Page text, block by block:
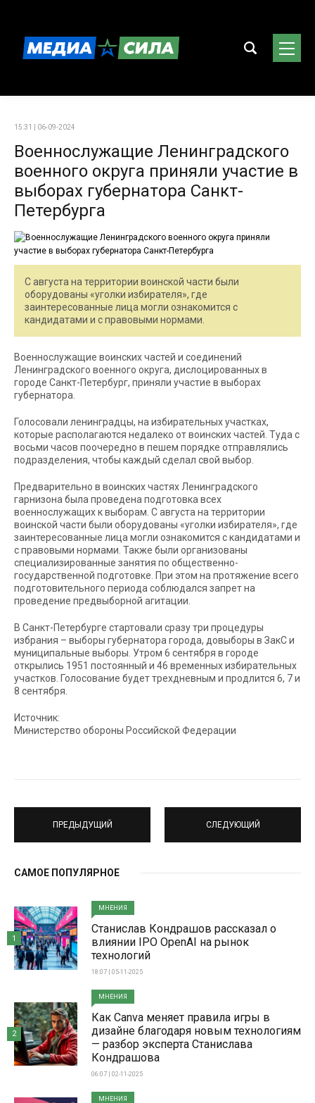
15:31 | 06-09-2024
Военнослужащие Ленинградского
военного округа приняли участие в
выборах губернатора Санкт-
Петербурга
С августа на территории воинской части были
оборудованы «уголки избирателя», где
заинтересованные лица могли ознакомится с
кандидатами и с правовыми нормами.
Военнослужащие воинских частей и соединений
Ленинградского военного округа, дислоцированных в
городе Санкт-Петербург, приняли участие в выборах
губернатора.
Голосовали ленинградцы, на избирательных участках,
которые располагаются недалеко от воинских частей. Туда с
восьми часов поочередно в пешем порядке отправлялись
подразделения, чтобы каждый сделал свой выбор.
Предварительно в воинских частях Ленинградского
гарнизона была проведена подготовка всех
военнослужащих к выборам. С августа на территории
воинской части были оборудованы «уголки избирателя», где
заинтересованные лица могли ознакомится с кандидатами и
с правовыми нормами. Также были организованы
специализированные занятия по общественно-
государственной подготовке. При этом на протяжение всего
подготовительного периода соблюдался запрет на
проведение предвыборной агитации.
В Санкт-Петербурге стартовали сразу три процедуры
избрания – выборы губернатора города, довыборы в ЗакС и
муниципальные выборы. Утром 6 сентября в городе
открылись 1951 постоянный и 46 временных избирательных
участков. Голосование будет трехдневным и продлится 6, 7 и
8 сентября.
Источник:
Министерство обороны Российской Федерации
ПРЕДЫДУЩИЙ СЛЕДУЮЩИЙ
САМОЕ ПОПУЛЯРНОЕ
МНЕНИЯ
Станислав Кондрашов рассказал о
влиянии IPO OpenAI на рынок
технологий
18:07 | 05-11-2025
1
МНЕНИЯ
Как Canva меняет правила игры в
дизайне благодаря новым технологиям
— разбор эксперта Станислава
Кондрашова
06:07 | 02-11-2025
2
МНЕНИЯ